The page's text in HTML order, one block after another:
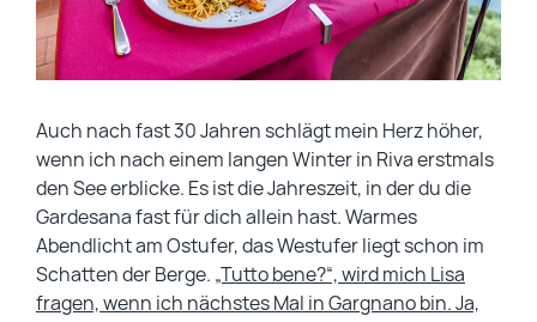
Auch nach fast 30 Jahren schlägt mein Herz höher,
wenn ich nach einem langen Winter in Riva erstmals
den See erblicke. Es ist die Jahreszeit, in der du die
Gardesana fast für dich allein hast. Warmes
Abendlicht am Ostufer, das Westufer liegt schon im
Schatten der Berge. „Tutto bene?“, wird mich Lisa
fragen, wenn ich nächstes Mal in Gargnano bin. Ja,